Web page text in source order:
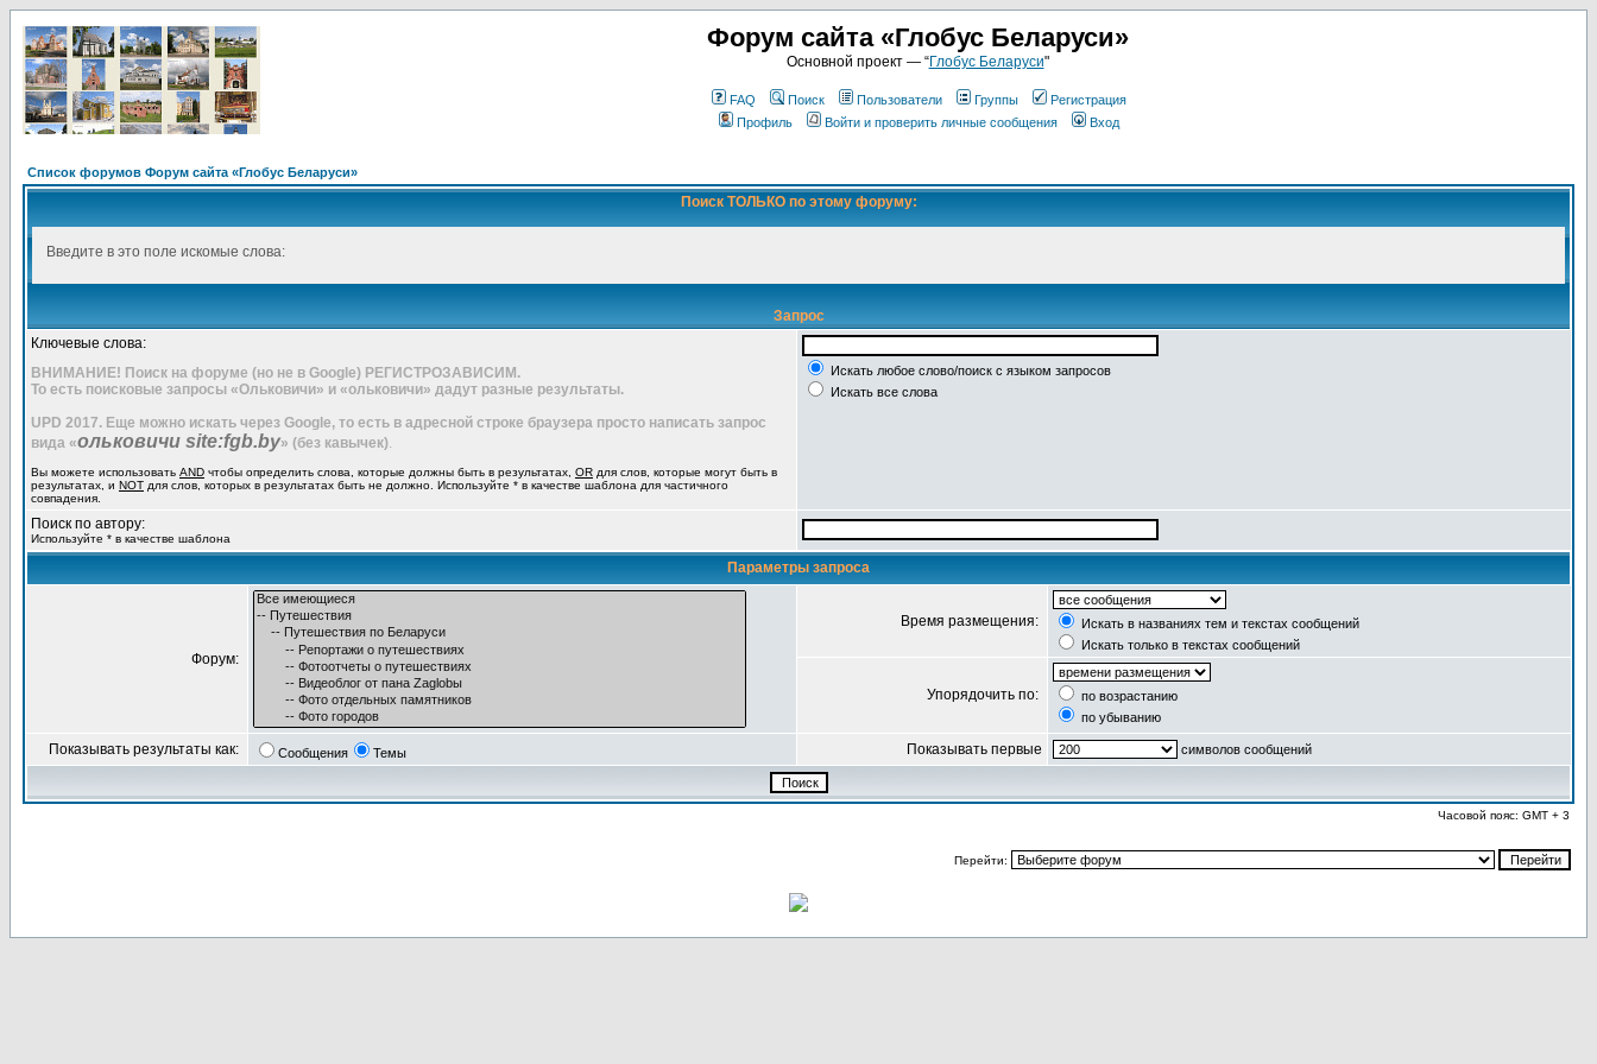
Форум сайта «Глобус Беларуси»
Основной проект — “Глобус Беларуси"
FAQ Поиск Пользователи Группы
Регистрация
Профиль
Войти и проверить личные сообщения Вход
Список форумов Форум сайта «Глобус Беларуси»
Поиск ТОЛЬКО по этому форуму:
Введите в это поле искомые слова:
Запрос
Ключевые слова:
ВНИМАНИЕ! Поиск на форуме (но не в Google) РЕГИСТРОЗАВИСИМ.
То есть поисковые запросы «Ольковичи» и «ольковичи» дадут разные результаты.
UPD 2017. Еще можно искать через Google, то есть в адресной строке браузера просто написать запрос
вида «ольковичи site:fgb.by» (без кавычек).
Вы можете использовать AND чтобы определить слова, которые должны быть в результатах, OR для слов, которые могут быть в
результатах, и NOT для слов, которых в результатах быть не должно. Используйте * в качестве шаблона для частичного
совпадения.
Искать любое слово/поиск с языком запросов
Искать все слова
Поиск по автору:
Используйте * в качестве шаблона
Параметры запроса
Форум:
Время размещения:
Искать в названиях тем и текстах сообщений
Искать только в текстах сообщений
Упорядочить по:
по возрастанию
по убыванию
Показывать результаты как: Сообщения Темы Показывать первые символов сообщений
Часовой пояс: GMT + 3
Перейти: